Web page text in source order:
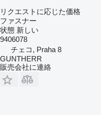
リクエストに応じた価格
ファスナー
状態 新しい
9406078
チェコ, Praha 8
GUNTHERR
販売会社に連絡